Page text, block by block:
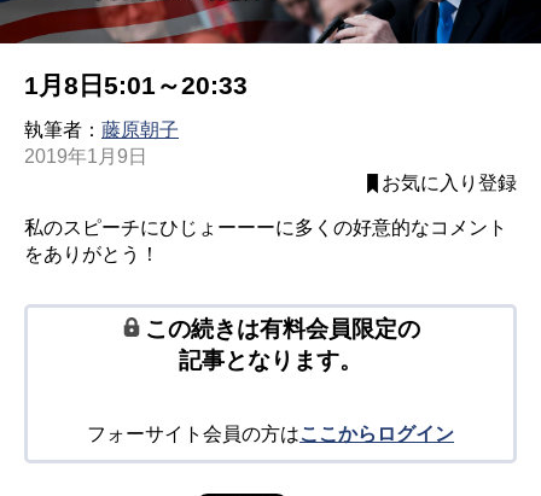
1月8日5:01～20:33
執筆者： 藤原朝子
2019年1月9日
お気に入り登録
私のスピーチにひじょーーーに多くの好意的なコメント
をありがとう！
この続きは有料会員限定の
記事となります。
フォーサイト会員の方はここからログイン